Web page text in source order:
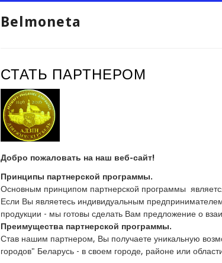
Belmoneta
СТАТЬ ПАРТНЕРОМ
Добро пожаловать на наш веб-сайт!
Принципы партнерской программы.
Основным принципом партнерской программы
Если Вы являетесь индивидуальным
продукции - мы готовы сделать Вам предложение о
Преимущества партнерской программы.
Став нашим партнером, Вы получаете уникальную
городов" Беларусь - в своем городе, районе или